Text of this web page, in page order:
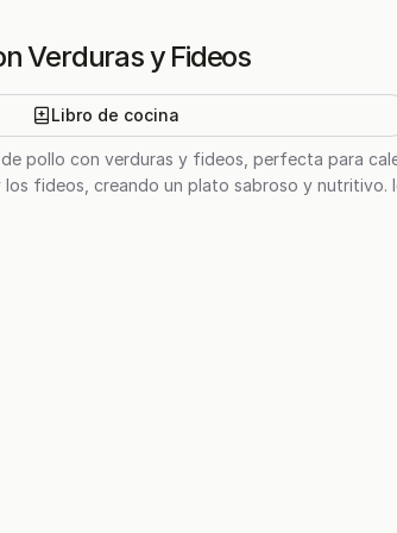
Verduras y Fideos
Libro de cocina
pollo con verduras y fideos, perfecta para
fideos, creando un plato sabroso y nutritivo.